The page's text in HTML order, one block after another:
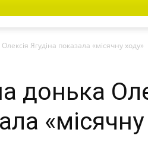
Ягудіна показала «місячну ходу»
донька